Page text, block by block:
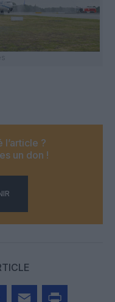
?
un don !